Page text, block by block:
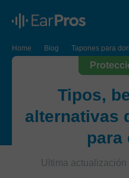
Home Blog Tapones para
Tipos,
alternativas
para
Ultima actualización